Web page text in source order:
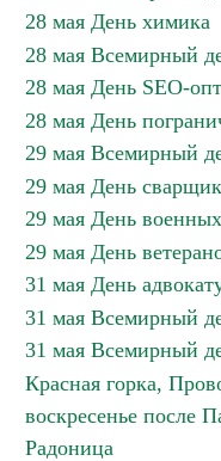
28 мая День химика
28 мая Всемирный
28 мая День SEO-
28 мая День
29 мая Всемирный
29 мая День
29 мая День
29 мая День
31 мая День
31 мая Всемирный
31 мая Всемирный
Красная горка,
воскресенье после
Радоница